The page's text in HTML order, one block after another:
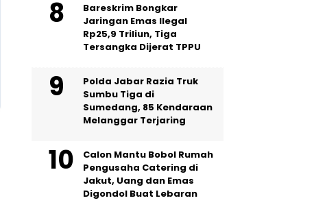
Bareskrim Bongkar
Jaringan Emas Ilegal
Rp25,9 Triliun, Tiga
Tersangka Dijerat TPPU
Polda Jabar Razia Truk
Sumbu Tiga di
Sumedang, 85 Kendaraan
Melanggar Terjaring
Calon Mantu Bobol Rumah
Pengusaha Catering di
Jakut, Uang dan Emas
Digondol Buat Lebaran